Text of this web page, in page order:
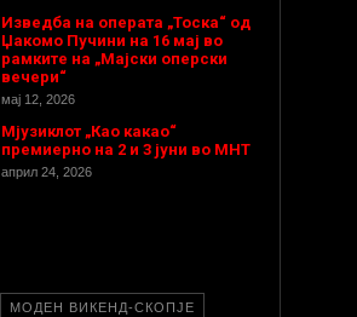
Изведба на операта „Тоска“ од
Џакомо Пучини на 16 мај во
рамките на „Мајски оперски
вечери“
мај 12, 2026
Мјузиклот „Као какао“
премиерно на 2 и 3 јуни во МНТ
април 24, 2026
МОДЕН ВИКЕНД-СКОПЈЕ